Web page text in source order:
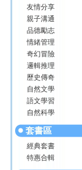
友情分享
親子溝通
品德勵志
情緒管理
奇幻冒險
邏輯推理
歷史傳奇
自然文學
語文學習
自然科學
套書區
經典套書
特惠合輯